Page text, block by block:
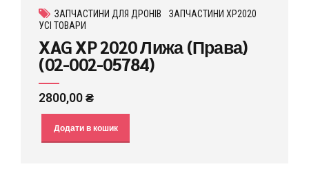
ЗАПЧАСТИНИ ДЛЯ ДРОНІВ
ЗАПЧАСТИНИ XP2020
УСІ ТОВАРИ
XAG XP 2020 Лижа (Права)
(02-002-05784)
2800,00₴
Додати в кошик